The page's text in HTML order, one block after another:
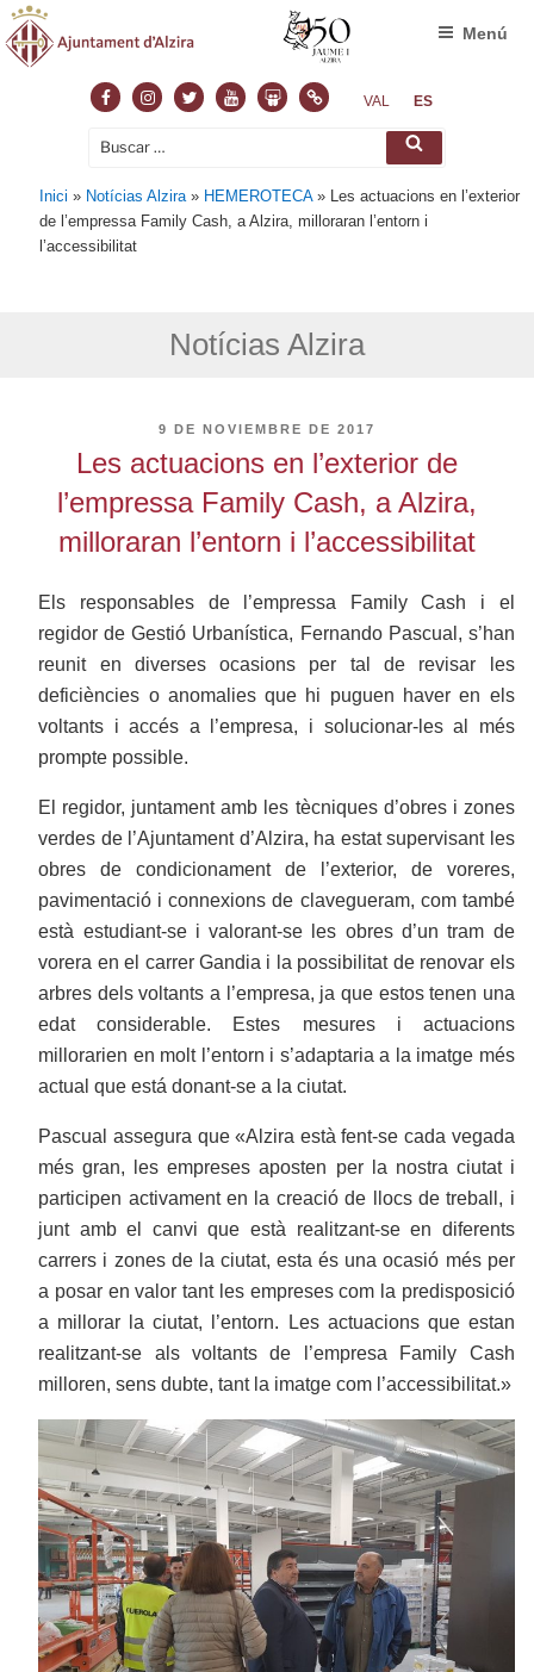
FacebookInstagram
TwitterYoutubeSlideshare
NormasVAL ES
Buscar
Buscar
Menú
Inici » Notícias Alzira » HEMEROTECA» Les actuacions en l’exterior
de l’empressa Family Cash, a Alzira, milloraran l’entorn i
l’accessibilitat
Notícias Alzira
PUBLICADO
9 DE NOVIEMBRE DE 2017
Les actuacions en l’exterior de
l’empressa Family Cash, a Alzira,
milloraran l’entorn i l’accessibilitat
Els responsables de l’empressa Family Cash i el
regidor de Gestió Urbanística, Fernando Pascual, s’han
reunit en diverses ocasions per tal de revisar les
deficiències o anomalies que hi puguen haver en els
voltants i accés a l’empresa, i solucionar-les al més
prompte possible.
El regidor, juntament amb les tècniques d’obres i zones
verdes de l’Ajuntament d’Alzira, ha estat supervisant les
obres de condicionament de l’exterior, de voreres,
pavimentació i connexions de clavegueram, com també
està estudiant-se i valorant-se les obres d’un tram de
vorera en el carrer Gandia i la possibilitat de renovar els
arbres dels voltants a l’empresa, ja que estos tenen una
edat considerable. Estes mesures i actuacions
millorarien en molt l’entorn i s’adaptaria a la imatge més
actual que está donant-se a la ciutat.
Pascual assegura que «Alzira està fent-se cada vegada
més gran, les empreses aposten per la nostra ciutat i
participen activament en la creació de llocs de treball, i
junt amb el canvi que està realitzant-se en diferents
carrers i zones de la ciutat, esta és una ocasió més per
a posar en valor tant les empreses com la predisposició
a millorar la ciutat, l’entorn. Les actuacions que estan
realitzant-se als voltants de l’empresa Family Cash
milloren, sens dubte, tant la imatge com l’accessibilitat.»